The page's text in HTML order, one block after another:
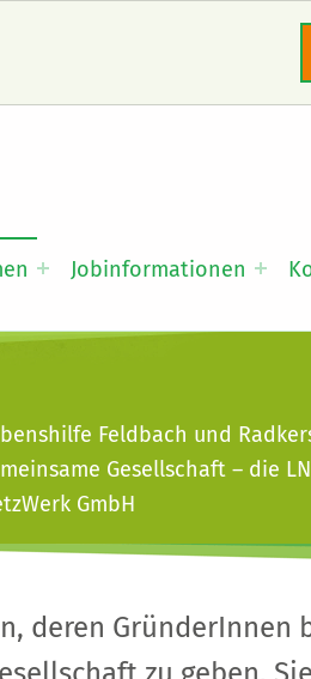
Jobinformationen
Feldbach und
Gesellschaft – die
GmbH
deren GründerInnen